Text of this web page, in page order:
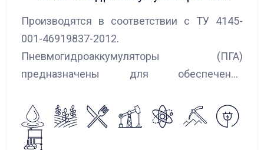
Производятся в соответствии с ТУ 4145-
001-46919837-2012.
Пневмогидроаккумуляторы (ПГА)
предназначены для обеспечения
колебаний потока жидкости, возникающих в
гидравлических системах.